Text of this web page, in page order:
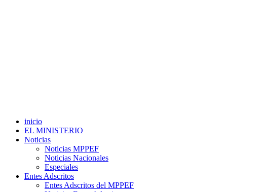
inicio
EL MINISTERIO
Noticias
Noticias MPPEF
Noticias Nacionales
Especiales
Entes Adscritos
Entes Adscritos del MPPEF